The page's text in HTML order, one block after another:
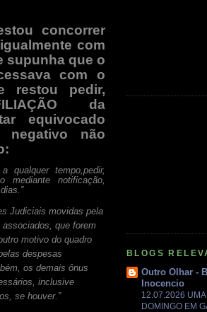
concorrer
com
supunha que o
com o
restou pedir,
da
equivocado
negativo não
qualquer tempo,pedir,
mediante notificação,
Judiciais movidas pela
que forem
motivo do quadro
despesas
os demais ônus
inclusive
se houver.”
BLOGS
Outro Olhar -
Inocencio
12.07.2026
DOMINGO EM